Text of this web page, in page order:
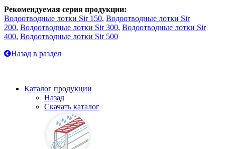
Рекомендуемая серия продукции:
Водоотводные лотки Sir 150, Водоотводные лотки Sir
200, Водоотводные лотки Sir 300, Водоотводные лотки Sir
400, Водоотводные лотки Sir 500
Назад в раздел
Каталог продукции
Назад
Скачать каталог